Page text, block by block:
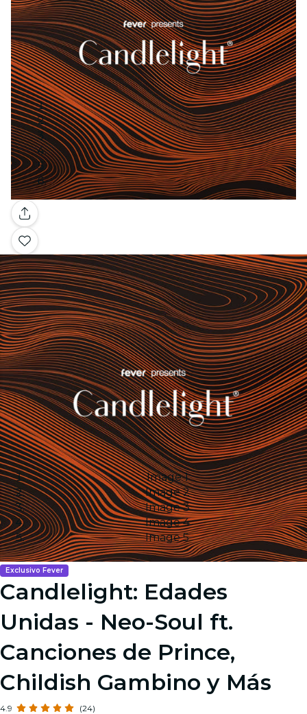
Galería
Image 1
Image 2
Image 3
Image 4
Image 5
Exclusivo Fever
Candlelight: Edades
Unidas - Neo-Soul ft.
Canciones de Prince,
Childish Gambino y Más
4.9 (24)